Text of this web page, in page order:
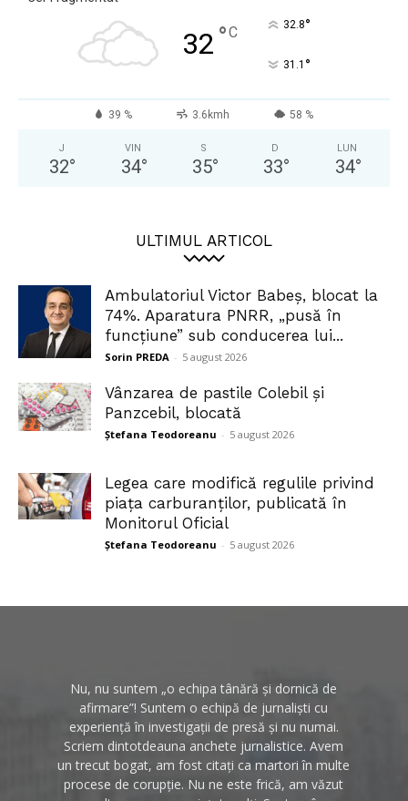
32 °C 32.8°
31.1 °
39 % 3.6kmh 58 %
J
32°
VIN
34°
S
35°
D
33°
LUN
34°
ULTIMUL ARTICOL
Ambulatoriul Victor Babeș, blocat la
74%. Aparatura PNRR, „pusă în
funcțiune” sub conducerea lui...
Sorin PREDA - 5 august 2026
Vânzarea de pastile Colebil și
Panzcebil, blocată
Ștefana Teodoreanu - 5 august 2026
Legea care modifică regulile privind
piața carburanților, publicată în
Monitorul Oficial
Ștefana Teodoreanu - 5 august 2026
Nu, nu suntem „o echipa tânără și dornică de
afirmare”! Suntem o echipă de jurnaliști cu
experiență în investigații de presă și nu numai.
Scriem dintotdeauna anchete jurnalistice. Avem
un trecut bogat, am fost citați ca martori în multe
procese de corupție. Nu ne este frică, am văzut